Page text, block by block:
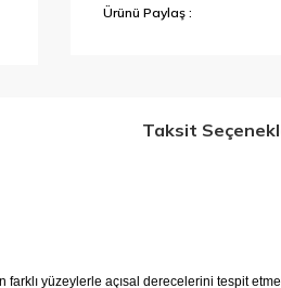
Ürünü Paylaş :
Taksit
yüzeylerle açısal derecelerini tespit